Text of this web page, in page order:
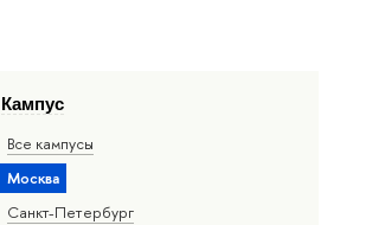
Кампус
Все кампусы
Москва
Санкт-Петербург